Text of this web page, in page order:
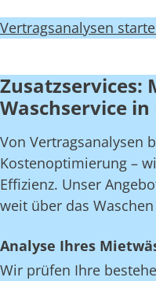
Vertragsanalysen
Zusatzservices:
Waschservice
Von Vertragsanalysen
Kostenoptimierung –
Effizienz. Unser
weit über das
Analyse Ihres
Wir prüfen Ihre